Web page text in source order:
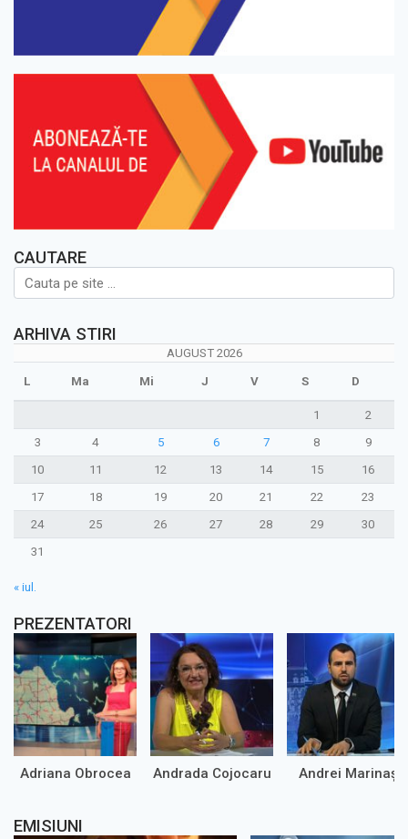
CAUTARE
ARHIVA STIRI
AUGUST 2026
L Ma Mi J V S D
1
2
3
4 5 6 7 8
9
10
11 12 13 14 15
16
17
18 19 20 21 22
23
24
25 26 27 28 29
30
31
« iul.
PREZENTATORI
Adriana Obrocea Andrada Cojocaru Andrei Marinaș
EMISIUNI